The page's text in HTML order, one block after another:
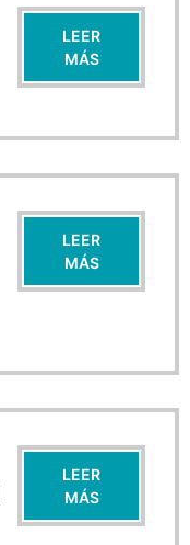
LEER
MÁS
LEER
MÁS
LEER
MÁS